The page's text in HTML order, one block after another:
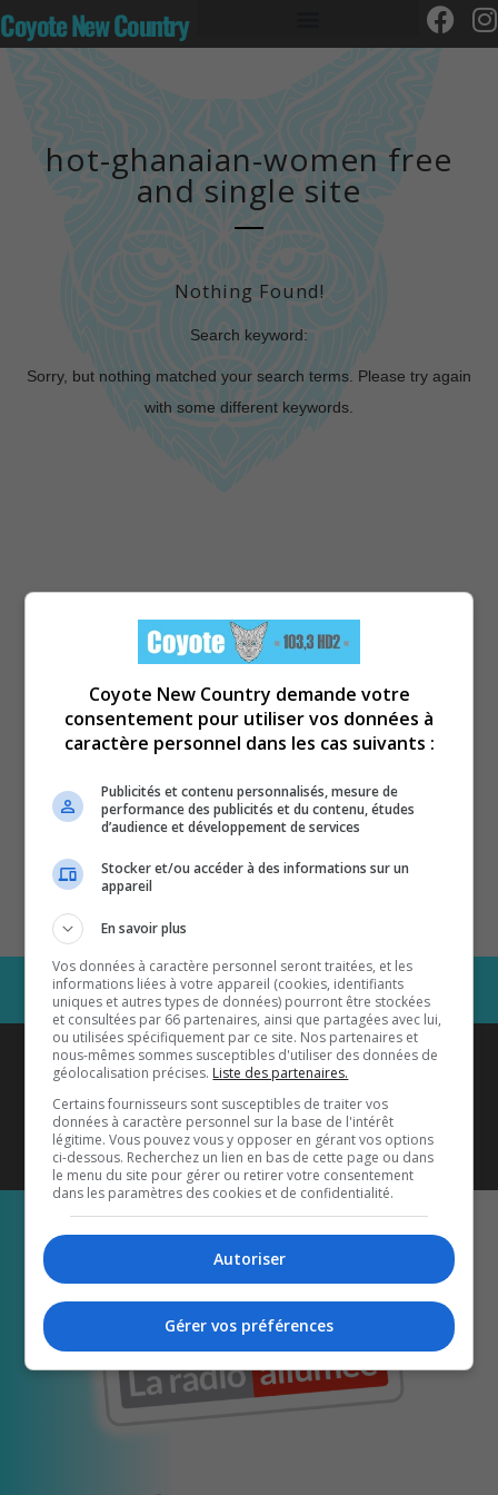
Coyote New Country
hot-ghanaian-women free
and single site
Nothing Found!
Search keyword:
Sorry, but nothing matched your search terms. Please try again
with some different keywords.
Coyote New Countryest diffusé
également sur1033 HD2
Écoutez-nous aussi sur…
Coyote New Country demande votre
consentement pour utiliser vos données à
caractère personnel dans les cas suivants :
Publicités et contenu personnalisés, mesure de
performance des publicités et du contenu, études
d’audience et développement de services
Stocker et/ou accéder à des informations sur un
appareil
En savoir plus
Vos données à caractère personnel seront traitées, et les
informations liées à votre appareil (cookies, identifiants
uniques et autres types de données) pourront être stockées
et consultées par 66 partenaires, ainsi que partagées avec lui,
ou utilisées spécifiquement par ce site. Nos partenaires et
nous-mêmes sommes susceptibles d'utiliser des données de
géolocalisation précises. Liste des partenaires.
Certains fournisseurs sont susceptibles de traiter vos
données à caractère personnel sur la base de l'intérêt
légitime. Vous pouvez vous y opposer en gérant vos options
ci-dessous. Recherchez un lien en bas de cette page ou dans
le menu du site pour gérer ou retirer votre consentement
dans les paramètres des cookies et de confidentialité.
Autoriser
Gérer vos préférences